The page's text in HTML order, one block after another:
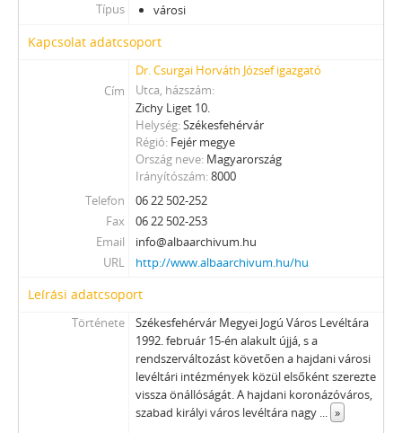
Típus
városi
Kapcsolat adatcsoport
Dr. Csurgai Horváth József igazgató
Cím
Utca, házszám
Zichy Liget 10.
Helység Székesfehérvár
Régió Fejér megye
Ország neve Magyarország
Irányítószám 8000
Telefon
06 22 502-252
Fax
06 22 502-253
Email
info@albaarchivum.hu
URL
http://www.albaarchivum.hu/hu
Leírási adatcsoport
Története
Székesfehérvár Megyei Jogú Város Levéltára
1992. február 15-én alakult újjá, s a
rendszerváltozást követően a hajdani városi
levéltári intézmények közül elsőként szerezte
vissza önállóságát. A hajdani koronázóváros,
szabad királyi város levéltára nagy ... »